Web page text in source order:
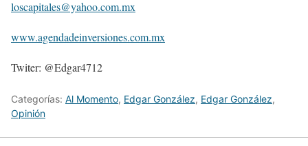
loscapitales@yahoo.com.mx
www.agendadeinversiones.com.mx
Twiter: @Edgar4712
Categorías: Al Momento, Edgar González, Edgar González,
Opinión